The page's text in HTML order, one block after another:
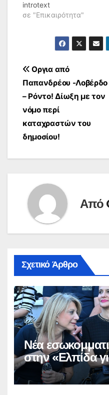
introtext
σε "Επικαιρότητα"
Πλοήγηση
άρθρων
Οργια από
Παπανδρέου -Λοβέρδο
– Ρόντο! Δίωξη με τον
νόμο περί
καταχραστών του
δημοσίου!
Από
Σχετικό Άρθρο
Νέα
στην «Ελπίδα
Δημοκρατία»